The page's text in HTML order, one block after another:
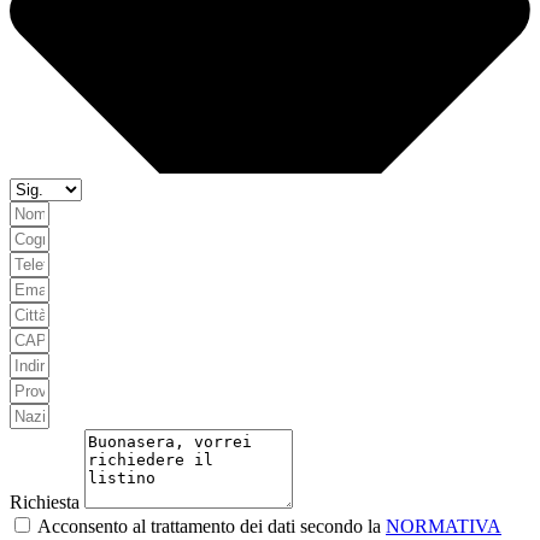
Richiesta
Acconsento al trattamento dei dati secondo la NORMATIVA